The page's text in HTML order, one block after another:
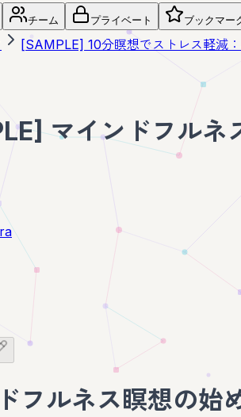
チーム プライベート ブックマー
[SAMPLE] 10分瞑想でストレス軽減
マインドフルネ
フルネス瞑想の始